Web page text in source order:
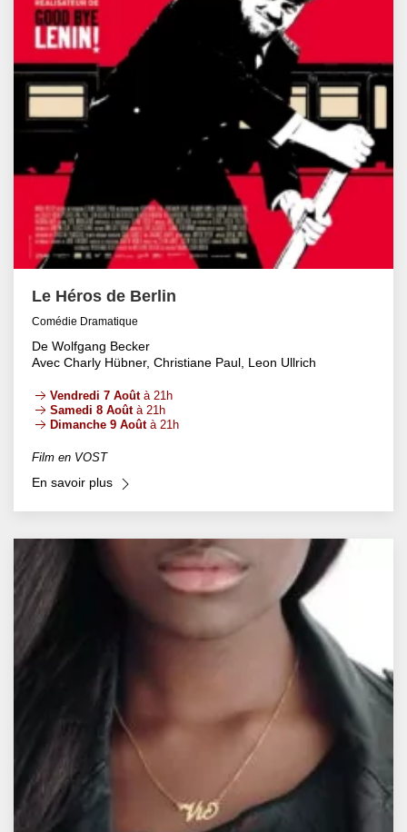
Le Héros de Berlin
Comédie Dramatique
De Wolfgang Becker
Avec Charly Hübner, Christiane Paul, Leon Ullrich
Vendredi 7 Aoûtà 21h
Samedi 8 Aoûtà 21h
Dimanche 9 Aoûtà 21h
Film en VOST
En savoir plus